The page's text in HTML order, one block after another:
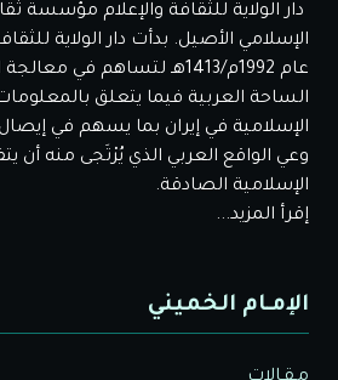
دار الولاية للثقافة والإعلام مؤسسة
الإسلامي الأصيل. بدأت دار الولاية
عام 1992م/1413هـ لتساهم في
الساحة العربية فيما يتعلق
الإسلامية في إيران بما يسهم في إيصال
وعي الواقع العربي الذي يُرْتَجى منه أن
الإسلامية الصادقة.
إقرأ المزيد...
الإمـام الخميني